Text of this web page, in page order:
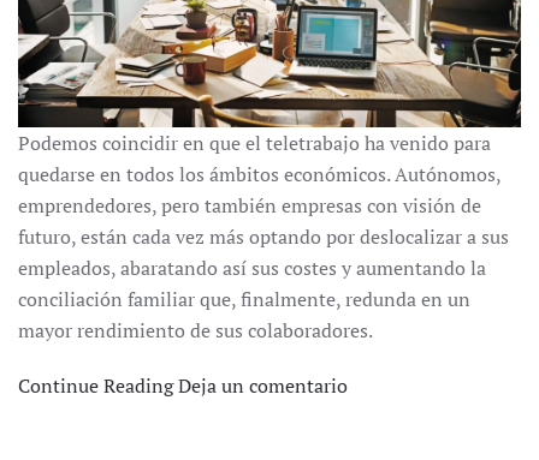
Podemos coincidir en que el teletrabajo ha venido para
quedarse en todos los ámbitos económicos. Autónomos,
emprendedores, pero también empresas con visión de
futuro, están cada vez más optando por deslocalizar a sus
empleados, abaratando así sus costes y aumentando la
conciliación familiar que, finalmente, redunda en un
mayor rendimiento de sus colaboradores.
Continue ReadingDeja un comentario